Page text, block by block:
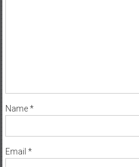
Name*
Email *